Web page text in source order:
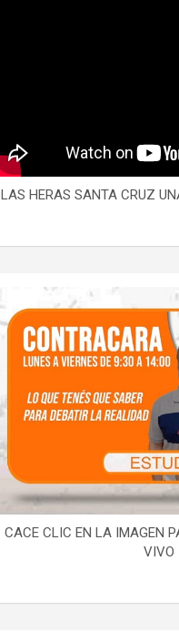
LAS HERAS SANTA CRUZ
CACE CLIC EN LA IMAGEN
VIVO